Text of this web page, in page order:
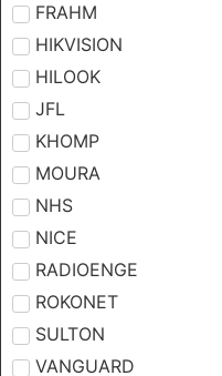
FRAHM
HIKVISION
HILOOK
JFL
KHOMP
MOURA
NHS
NICE
RADIOENGE
ROKONET
SULTON
VANGUARD